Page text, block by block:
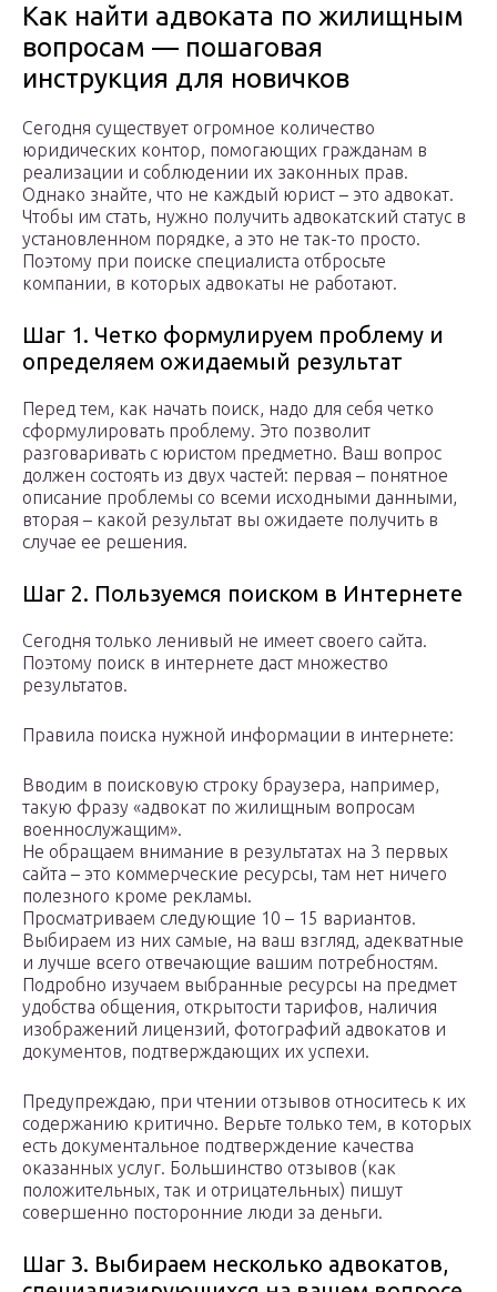
Как найти адвоката по жилищным
вопросам — пошаговая
инструкция для новичков
Сегодня существует огромное количество
юридических контор, помогающих гражданам в
реализации и соблюдении их законных прав.
Однако знайте, что не каждый юрист – это адвокат.
Чтобы им стать, нужно получить адвокатский статус в
установленном порядке, а это не так-то просто.
Поэтому при поиске специалиста отбросьте
компании, в которых адвокаты не работают.
Шаг 1. Четко формулируем проблему и
определяем ожидаемый результат
Перед тем, как начать поиск, надо для себя четко
сформулировать проблему. Это позволит
разговаривать с юристом предметно. Ваш вопрос
должен состоять из двух частей: первая – понятное
описание проблемы со всеми исходными данными,
вторая – какой результат вы ожидаете получить в
случае ее решения.
Шаг 2. Пользуемся поиском в Интернете
Сегодня только ленивый не имеет своего сайта.
Поэтому поиск в интернете даст множество
результатов.
Правила поиска нужной информации в интернете:
Вводим в поисковую строку браузера, например,
такую фразу «адвокат по жилищным вопросам
военнослужащим».
Не обращаем внимание в результатах на 3 первых
сайта – это коммерческие ресурсы, там нет ничего
полезного кроме рекламы.
Просматриваем следующие 10 – 15 вариантов.
Выбираем из них самые, на ваш взгляд, адекватные
и лучше всего отвечающие вашим потребностям.
Подробно изучаем выбранные ресурсы на предмет
удобства общения, открытости тарифов, наличия
изображений лицензий, фотографий адвокатов и
документов, подтверждающих их успехи.
Предупреждаю, при чтении отзывов относитесь к их
содержанию критично. Верьте только тем, в которых
есть документальное подтверждение качества
оказанных услуг. Большинство отзывов (как
положительных, так и отрицательных) пишут
совершенно посторонние люди за деньги.
Шаг 3. Выбираем несколько адвокатов,